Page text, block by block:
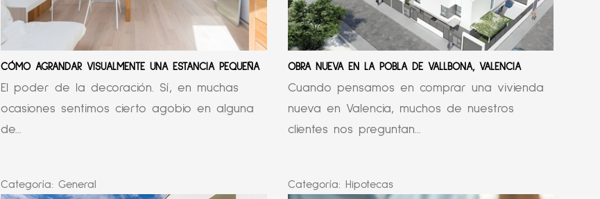
CÓMO AGRANDAR VISUALMENTE UNA ESTANCIA PEQUEÑA
El poder de la decoración. Sí, en muchas
ocasiones sentimos cierto agobio en alguna
de...
OBRA NUEVA EN LA POBLA DE VALLBONA, VALENCIA
Cuando pensamos en comprar una vivienda
nueva en Valencia, muchos de nuestros
clientes nos preguntan...
Categoría:General Categoría: Hipotecas